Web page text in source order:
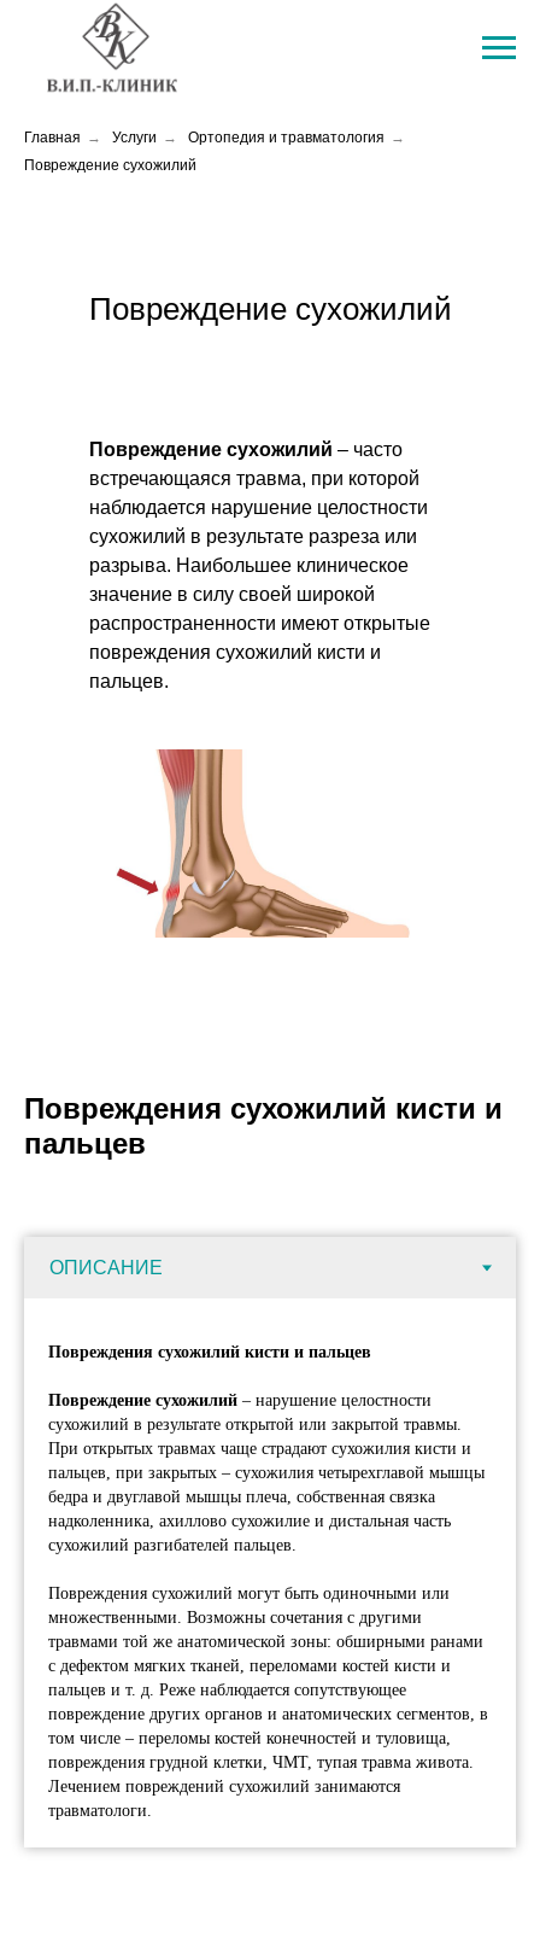
Главная → Услуги → Ортопедия и травматология →
Повреждение сухожилий
Повреждение сухожилий
Повреждение сухожилий – часто
встречающаяся травма, при которой
наблюдается нарушение целостности
сухожилий в результате разреза или
разрыва. Наибольшее клиническое
значение в силу своей широкой
распространенности имеют открытые
повреждения сухожилий кисти и
пальцев.
Повреждения сухожилий кисти и
пальцев
Повреждения сухожилий кисти и пальцев
Повреждение сухожилий – нарушение целостности
сухожилий в результате открытой или закрытой травмы.
При открытых травмах чаще страдают сухожилия кисти и
пальцев, при закрытых – сухожилия четырехглавой мышцы
бедра и двуглавой мышцы плеча, собственная связка
надколенника, ахиллово сухожилие и дистальная часть
сухожилий разгибателей пальцев.
Повреждения сухожилий могут быть одиночными или
множественными. Возможны сочетания с другими
травмами той же анатомической зоны: обширными ранами
с дефектом мягких тканей, переломами костей кисти и
пальцев и т. д. Реже наблюдается сопутствующее
повреждение других органов и анатомических сегментов, в
том числе – переломы костей конечностей и туловища,
повреждения грудной клетки, ЧМТ, тупая травма живота.
Лечением повреждений сухожилий занимаются
травматологи.